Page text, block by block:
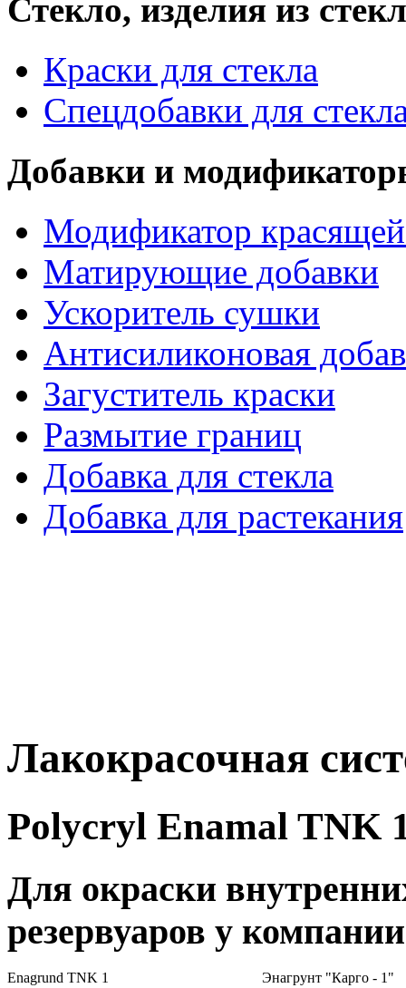
Стекло, изделия из
Краски для стекла
Спецдобавки для
Добавки и
Модификатор
Матирующие добавки
Ускоритель сушки
Антисиликоновая
Загуститель краски
Размытие границ
Добавка для стекла
Добавка для растекания
Лакокрасочная
Polycryl Enamal TNK
Для окраски
резервуаров у
Enagrund TNK 1 Энагрунт "Карго - 1"